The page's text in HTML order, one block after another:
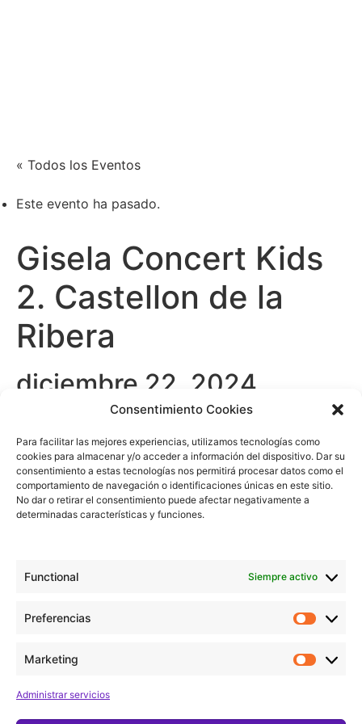
Consentimiento Cookies
Para facilitar las mejores experiencias, utilizamos tecnologías como
cookies para almacenar y/o acceder a información del dispositivo. Dar su
consentimiento a estas tecnologías nos permitirá procesar datos como el
comportamiento de navegación o identificaciones únicas en este sitio.
No dar o retirar el consentimiento puede afectar negativamente a
determinadas características y funciones.
Functional Siempre activo
Preferencias
Marketing
Administrar servicios
« Todos los Eventos
Este evento ha pasado.
Gisela Concert Kids
2. Castellon de la
Ribera
diciembre 22, 2024
-19:30
Añadir al calendario
Detalles
Fecha:
18:30 - 19:30